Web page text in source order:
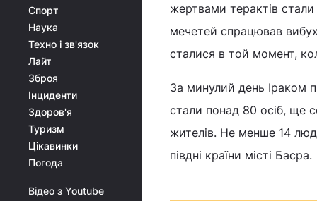
Спорт
Наука
Техно і зв'язок
Лайт
Зброя
Інциденти
Здоров'я
Туризм
Цікавинки
Погода
Відео з Youtube
жертвами терактів
мечетей спрацював
сталися в той момент,
За минулий день Іраком
стали понад 80 осіб, ще
жителів. Не менше 14
півдні країни місті Басра.